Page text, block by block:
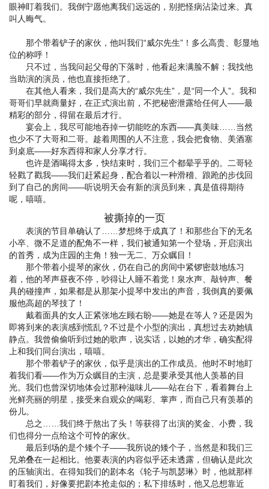
眼神盯着我们。我倒宁愿他离我们远远的，别把怪病沾染过来。真
叫人晦气。
那个带着铲子的家伙，他叫我们“威尔先生”！多么高贵、彰显地
位的称呼！
只不过，当我问起父母的下落时，他看起来满脸不解；我找他
当助演的演员，他也直接拒绝了。
在其他人看来，我们是高大的“威尔先生”，是“同一个人”。我和
哥哥们早就商量好，在正式演出前，不把秘密泄露给任何人——最
精彩的部分，得留在最后才行。
宴会上，我尽可能地吞掉一切能吃的东西——真美味……当然
也少不了大哥和二哥。趁着周围的人不注意，我会把食物、美酒塞
到桌底——好东西得和家人分享才行。
也许是酒喝得太多，快结束时，我们三个都晕乎乎的。二哥轻
轻戳了戳我——我们赶紧起身，配合着以一种滑稽、踉跄的步伐回
到了自己的房间——听说明天会有新的演员到来，真是值得期待
呢，嘻嘻。
被撕掉的一页
表演的节目单确认了……梦想终于成真了！和那些台下的无名
小卒、微不足道的配角不一样，我们被通知第一个登场，开启演出
的首秀，成为庄园的主角！独一无二、万众瞩目！
那个带着小提琴的家伙，仍在自己的房间中紧锣密鼓地练习
着，他的琴声昼夜不停，吵得让人睡不着觉！泉水声、敲钟声、餐
具的碰撞声，如果都是从那架小提琴中发出的声音，我倒真的要佩
服他高超的琴技了！
戴着面具的女人正紧张地左顾右盼——她是在等人？还是因为
即将到来的表演感到慌乱？不过是个小型的演出，真想过去劝她镇
静点。我曾偷偷听到过她的歌声，说实话，以她的才华，确实配得
上和我们同台演出，嘻嘻。
那个带着铲子的家伙，似乎是演出的工作成员。他时不时地盯
着我们看——作为万众瞩目的主演，总是要承受其他人羡慕的目
光。我们也曾深切地体会过那种滋味儿——站在台下，看着舞台上
光鲜亮丽的明星，接受来自观众的喝彩、掌声，而自己只有羡慕的
份儿。
总之……我们终于熬出了头！等获得了出演的奖金、小费，我
们也得分一点给这个可怜的家伙。
最后到场的是个矮个子——我所说的矮个子，当然是和我们三
兄弟叠在一起相比。他要表演的内容似乎还未透露，但确认是此次
的压轴演出。在得知我们的剧本名《轮子与凯瑟琳》时，他就那样
盯着我们，好像要把剧本抢走似的；私下排练时，他又总想靠近